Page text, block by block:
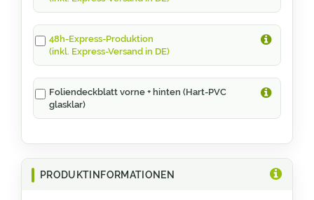
48h-Express-Produktion
(inkl. Express-Versand in DE)
Foliendeckblatt vorne + hinten (Hart-PVC
glasklar)
PRODUKTINFORMATIONEN